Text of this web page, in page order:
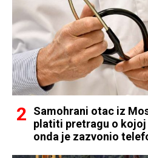
Samohrani otac iz
platiti pretragu o kojoj
onda je zazvonio